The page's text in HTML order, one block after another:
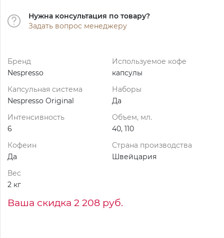
Нужна консультация по товару?
Задать вопрос менеджеру
Бренд
Nespresso
Используемое кофе
капсулы
Капсульная система
Nespresso Original
Наборы
Да
Интенсивность
6
Объем, мл.
40, 110
Кофеин
Да
Страна производства
Швейцария
Вес
2 кг
Ваша скидка 2 208 руб.